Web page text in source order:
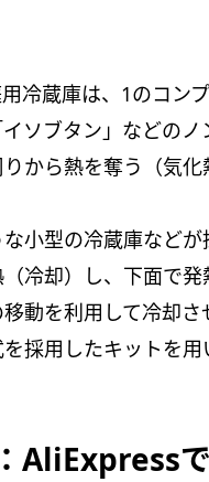
冷蔵庫は、1のコン
ソブタン」などの
から熱を奪う（気化
小型の冷蔵庫など
冷却）し、下面で
動を利用して冷却
採用したキットを用
AliExpress